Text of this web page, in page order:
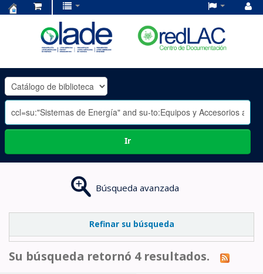
OLADE
-
Ir
Búsqueda avanzada
Refinar su búsqueda
Su búsqueda retornó 4 resultados.